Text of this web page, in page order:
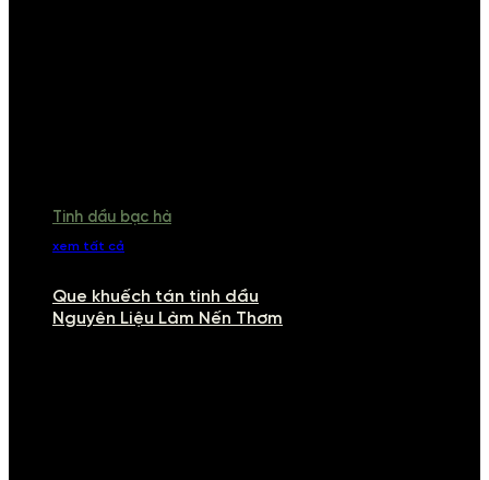
Tinh dầu bạc hà
xem tất cả
Que khuếch tán tinh dầu
Nguyên Liệu Làm Nến Thơm